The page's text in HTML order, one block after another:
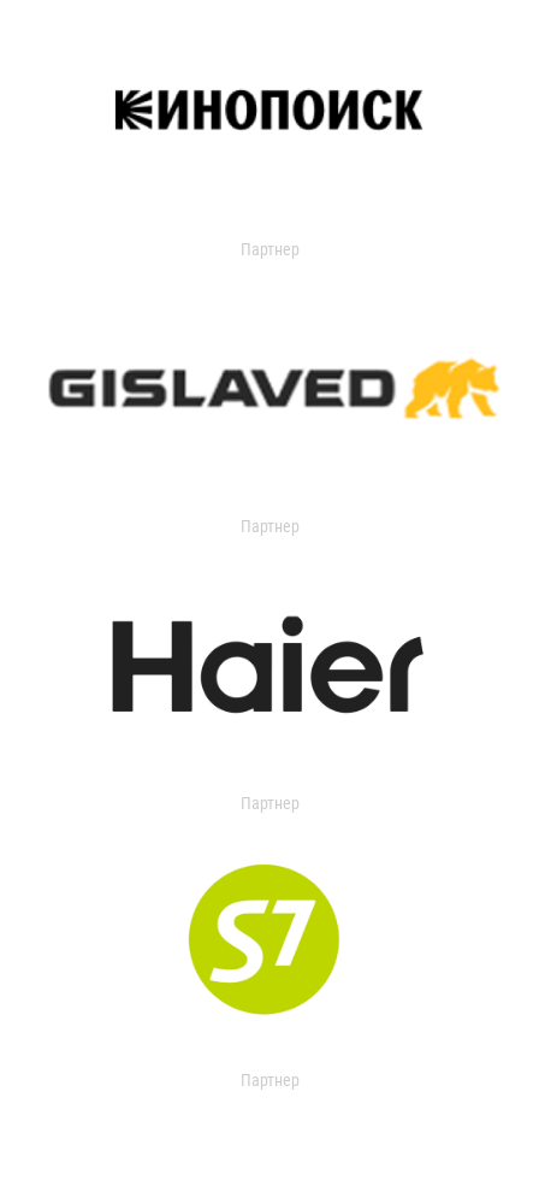
Партнер
Партнер
Партнер
Партнер